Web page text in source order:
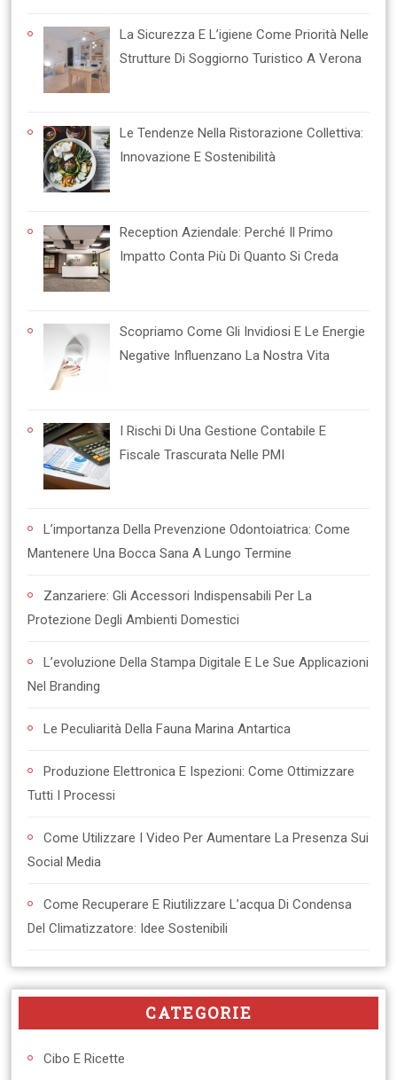
La Sicurezza E L’igiene Come Priorità Nelle
Strutture Di Soggiorno Turistico A Verona
Le Tendenze Nella Ristorazione Collettiva:
Innovazione E Sostenibilità
Reception Aziendale: Perché Il Primo
Impatto Conta Più Di Quanto Si Creda
Scopriamo Come Gli Invidiosi E Le Energie
Negative Influenzano La Nostra Vita
I Rischi Di Una Gestione Contabile E
Fiscale Trascurata Nelle PMI
L’importanza Della Prevenzione Odontoiatrica: Come
Mantenere Una Bocca Sana A Lungo Termine
Zanzariere: Gli Accessori Indispensabili Per La
Protezione Degli Ambienti Domestici
L’evoluzione Della Stampa Digitale E Le Sue Applicazioni
Nel Branding
Le Peculiarità Della Fauna Marina Antartica
Produzione Elettronica E Ispezioni: Come Ottimizzare
Tutti I Processi
Come Utilizzare I Video Per Aumentare La Presenza Sui
Social Media
Come Recuperare E Riutilizzare L’acqua Di Condensa
Del Climatizzatore: Idee Sostenibili
CATEGORIE
Cibo E Ricette